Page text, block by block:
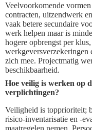
Veelvoorkomende
contracten, uitzendwerk
vaak betere secundaire
werk helpen maar is
hogere opbrengst per
werkgeversverzekeringen
zich mee. Projectmatig
beschikbaarheid.
Hoe veilig is werken op
verplichtingen?
Veiligheid is topprioriteit;
risico-inventarisatie en -
maatregelen nemen.